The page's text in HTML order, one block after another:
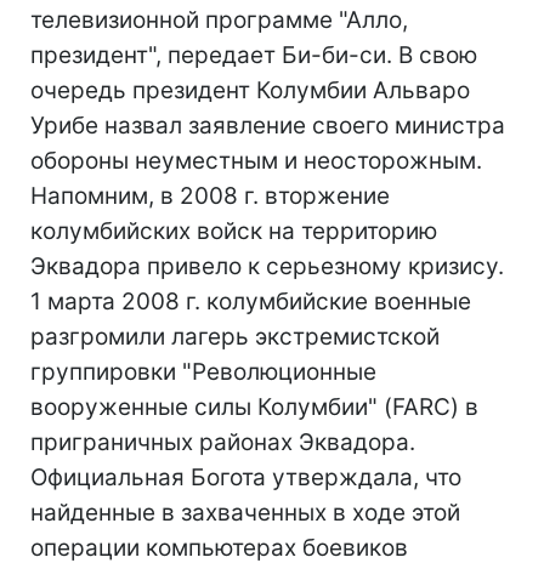
телевизионной программе "Алло,
президент", передает Би-би-си. В свою
очередь президент Колумбии Альваро
Урибе назвал заявление своего министра
обороны неуместным и неосторожным.
Напомним, в 2008 г. вторжение
колумбийских войск на территорию
Эквадора привело к серьезному кризису.
1 марта 2008 г. колумбийские военные
разгромили лагерь экстремистской
группировки "Революционные
вооруженные силы Колумбии" (FARC) в
приграничных районах Эквадора.
Официальная Богота утверждала, что
найденные в захваченных в ходе этой
операции компьютерах боевиков